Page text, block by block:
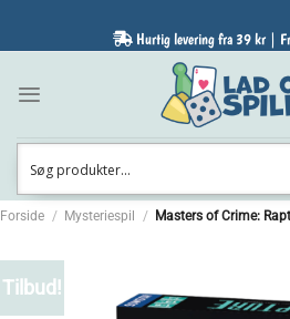
Hurtig levering fra 39 kr |
Forside / Mysteriespil / Masters of Crime:
Tilbud!